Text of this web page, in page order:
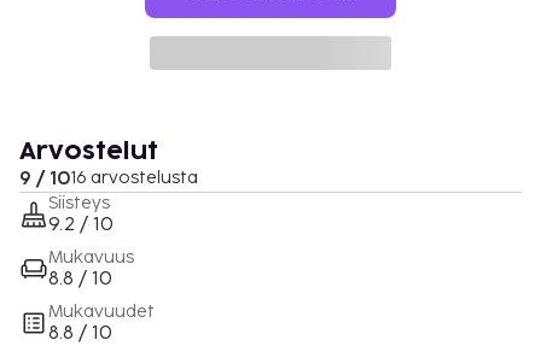
Arvostelut
9 / 1016 arvostelusta
Siisteys
9.2 / 10
Mukavuus
8.8 / 10
Mukavuudet
8.8 / 10